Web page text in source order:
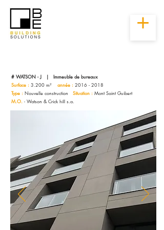
# WATSON - J | Immeuble de bureaux
Surface : 3.200 m² année : 2016 - 2018
Type : Nouvelle construction Situation : Mont Saint Guibert
M.O. - Watson & Crick hill s.a.